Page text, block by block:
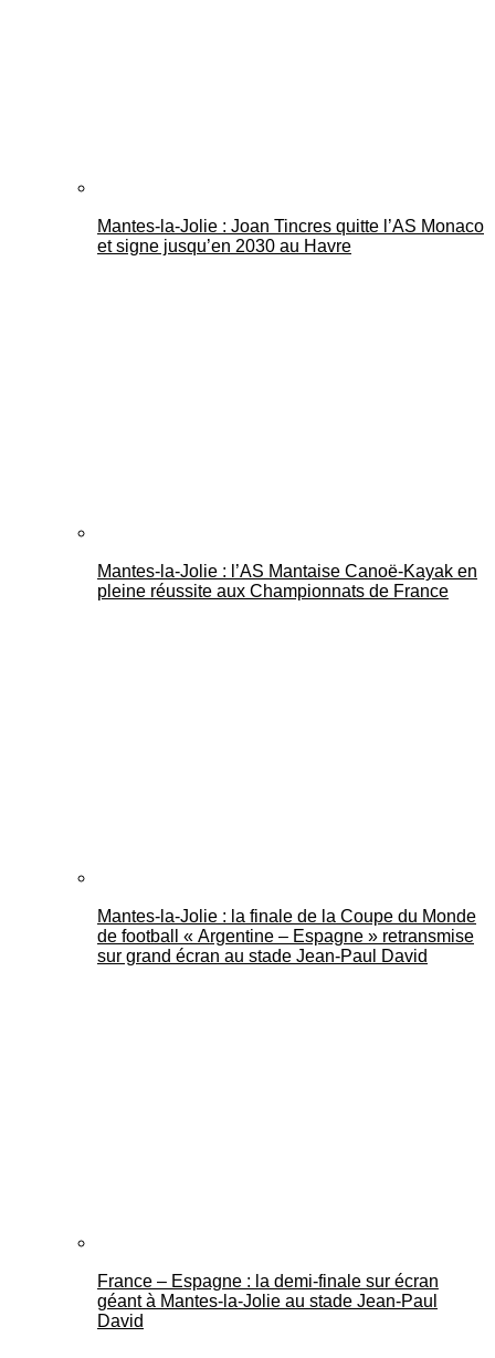
Mantes-la-Jolie : Joan Tincres quitte l’AS Monaco
et signe jusqu’en 2030 au Havre
Mantes-la-Jolie : l’AS Mantaise Canoë‑Kayak en
pleine réussite aux Championnats de France
Mantes-la-Jolie : la finale de la Coupe du Monde
de football « Argentine – Espagne » retransmise
sur grand écran au stade Jean-Paul David
France – Espagne : la demi-finale sur écran
géant à Mantes-la-Jolie au stade Jean-Paul
David